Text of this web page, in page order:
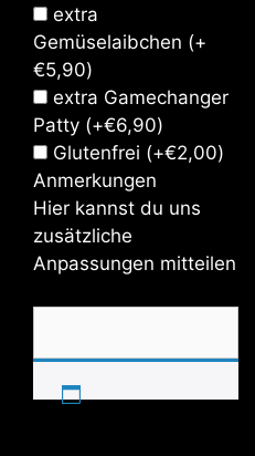
extra
Gemüselaibchen (+
€5,90)
extra Gamechanger
Patty (+€6,90)
Glutenfrei (+€2,00)
Anmerkungen
Hier kannst du uns
zusätzliche
Anpassungen mitteilen